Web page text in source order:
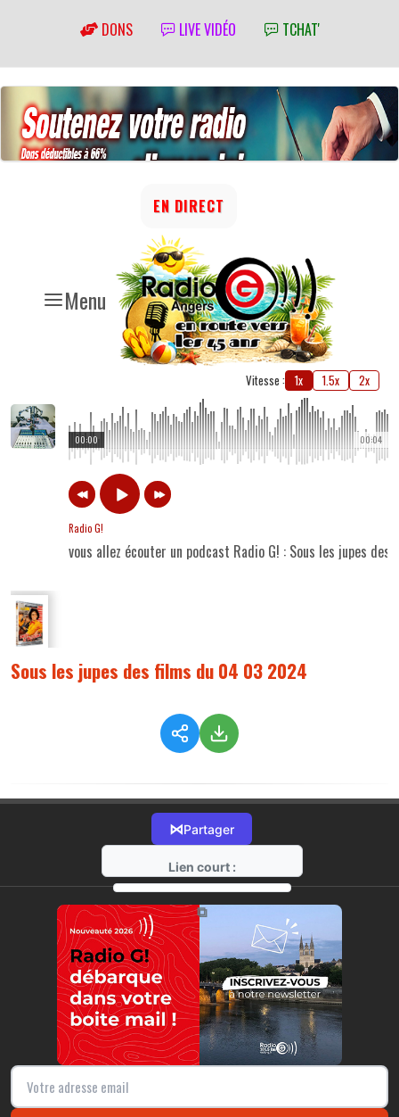
DONS LIVE VIDÉO TCHAT'
Menu
EN DIRECT
Vitesse : 1x 1.5x 2x
00:04
00:00
Radio G!
vous allez écouter un podcast Radio G! : Sous les jupes
Sous les jupes des films du 04 03 2024
⋈Partager
Lien court :
https://radio-g.fr?14061
⧉